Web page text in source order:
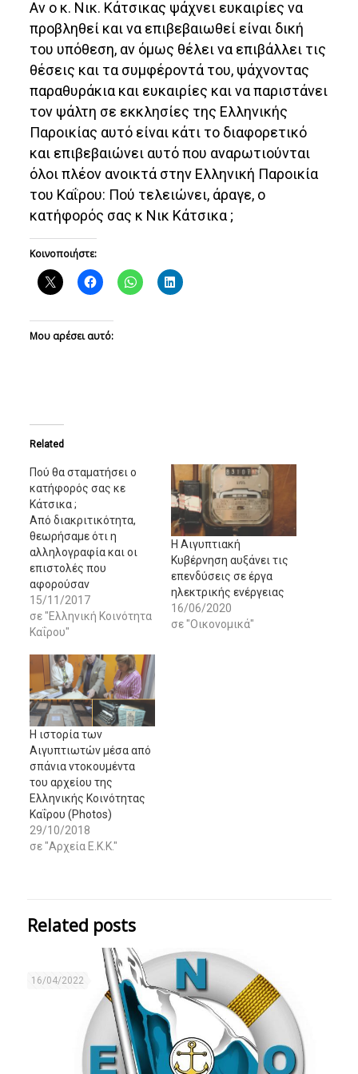
Αν ο κ. Νικ. Κάτσικας ψάχνει ευκαιρίες να
προβληθεί και να επιβεβαιωθεί είναι δική
του υπόθεση, αν όμως θέλει να επιβάλλει τις
θέσεις και τα συμφέροντά του, ψάχνοντας
παραθυράκια και ευκαιρίες και να παριστάνει
τον ψάλτη σε εκκλησίες της Ελληνικής
Παροικίας αυτό είναι κάτι το διαφορετικό
και επιβεβαιώνει αυτό που αναρωτιούνται
όλοι πλέον ανοικτά στην Ελληνική Παροικία
του Καΐρου: Πού τελειώνει, άραγε, ο
κατήφορός σας κ Νικ Κάτσικα ;
Κοινοποιήστε:
Μου αρέσει αυτό:
Related
Πού θα σταματήσει ο
κατήφορός σας κε
Κάτσικα ;
Από διακριτικότητα,
θεωρήσαμε ότι η
αλληλογραφία και οι
επιστολές που
αφορούσαν
αποκλειστικά και μόνο
τον κ.Νικ. Κάτσικα, ήταν
μια καθαρά ιδιωτική
έπρεπε να
δημοσιοποιηθούν,
φαίνεται ότι
παρερμηνεύθηκαν από
τον ίδιο... Έτσι,
διαπιστώσαμε, πριν
από λίγο, ότι αυτή η
καλή μας διάθεση και
στάση εκλήφθηκε
διαφορετικά. Για…
15/11/2017
σε "Ελληνική Κοινότητα
Καΐρου"
Η Αιγυπτιακή
Κυβέρνηση αυξάνει τις
επενδύσεις σε έργα
ηλεκτρικής ενέργειας
16/06/2020
σε "Οικονομικά"
Η ιστορία των
Αιγυπτιωτών μέσα από
σπάνια ντοκουμέντα
του αρχείου της
Ελληνικής Κοινότητας
Καΐρου (Photos)
29/10/2018
σε "Αρχεία Ε.Κ.Κ."
Related posts
16/04/2022